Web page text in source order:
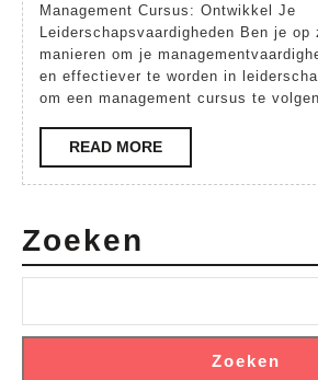
een
Inspirerende
Management
Cursus
Management Cursus: Ontwikkel Je
Leiderschapsvaardigheden Ben je op
manieren om je
en effectiever te worden in
om een management cursus te volgen.
READ MOREREAD
MORE
Zoeken
Zoeken